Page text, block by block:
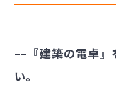
––『建築の電卓
い。